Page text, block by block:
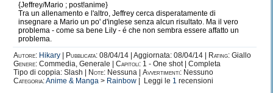
{Jeffrey/Mario ; post!anime}
Tra un allenamento e l'altro, Jeffrey cerca disperatamente di
insegnare a Mario un po' d'inglese senza alcun risultato. Ma il vero
problema - come sa bene Lily - é che non sembra essere affatto un
problema.
Autore: Hikary Pubblicata: 08/04/14 | Aggiornata: 08/04/14 | Rating: Giallo
Genere: Commedia, Generale | Capitoli: 1 - One shot | Completa
Tipo di coppia: Slash |
Note: Nessuna | Avvertimenti: Nessuno
Categoria:Anime & Manga > Rainbow | Leggi le 1 recensioni